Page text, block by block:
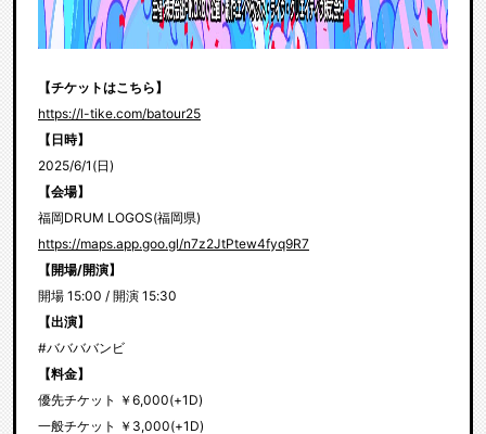
【チケットはこちら】
https://l-tike.com/batour25
【日時】
2025/6/1(日)
【会場】
福岡DRUM LOGOS(福岡県)
https://maps.app.goo.gl/n7z2JtPtew4fyq9R7
【開場/開演】
開場 15:00 / 開演 15:30
【出演】
#ババババンビ
【料金】
優先チケット ￥6,000(+1D)
一般チケット ￥3,000(+1D)